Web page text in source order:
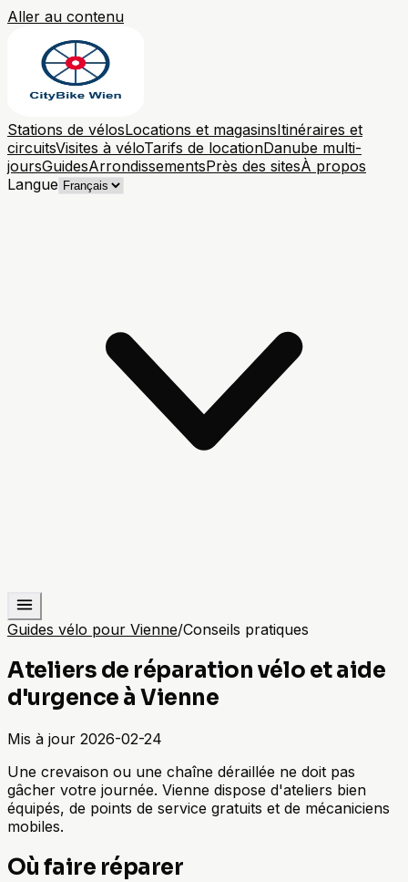
Aller au contenu
Stations de vélosLocations et magasinsItinéraires et
circuitsVisites à véloTarifs de locationDanube multi-
joursGuidesArrondissementsPrès des sitesÀ propos
Langue
Guides vélo pour Vienne/Conseils pratiques
Ateliers de réparation vélo et aide
d'urgence à Vienne
Mis à jour 2026-02-24
Une crevaison ou une chaîne déraillée ne doit pas
gâcher votre journée. Vienne dispose d'ateliers bien
équipés, de points de service gratuits et de mécaniciens
mobiles.
Où faire réparer